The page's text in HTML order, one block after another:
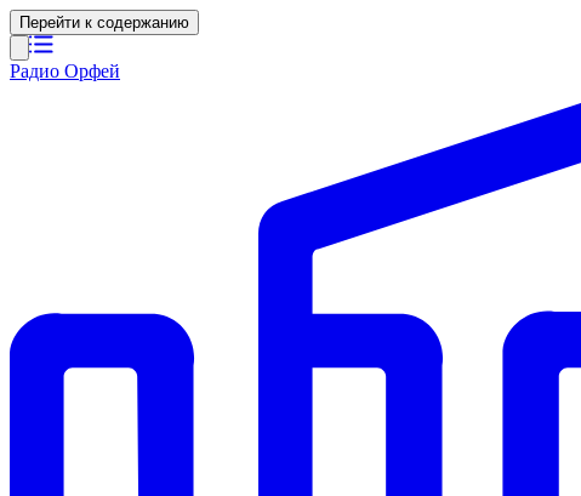
Перейти к содержанию
Радио Орфей